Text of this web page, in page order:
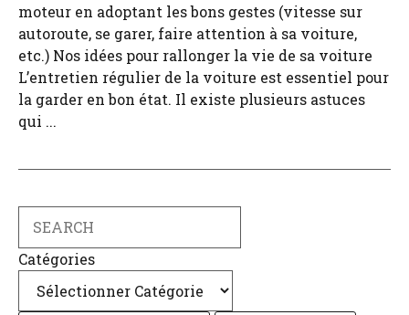
moteur en adoptant les bons gestes (vitesse sur
autoroute, se garer, faire attention à sa voiture,
etc.) Nos idées pour rallonger la vie de sa voiture
L’entretien régulier de la voiture est essentiel pour
la garder en bon état. Il existe plusieurs astuces
qui ...
Catégories